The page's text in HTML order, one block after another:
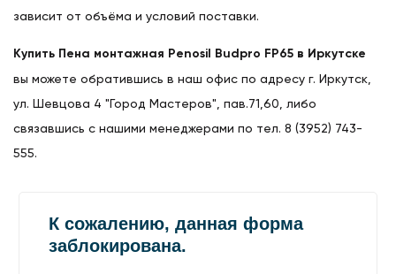
зависит от объёма и условий поставки.
Купить Пена монтажная Penosil Budpro FP65 в Иркутске
вы можете обратившись в наш офис по адресу г. Иркутск,
ул. Шевцова 4 "Город Мастеров", пав.71,60, либо
связавшись с нашими менеджерами по тел. 8 (3952) 743-
555.